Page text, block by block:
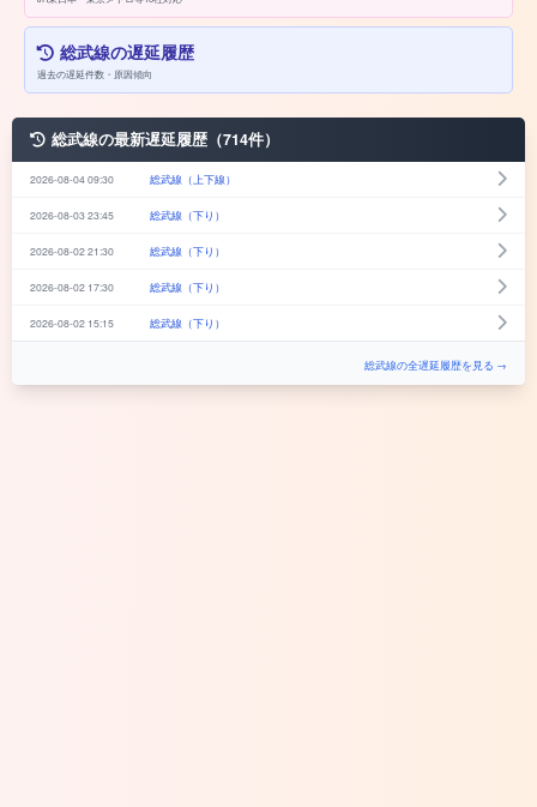
総武線の遅延履歴
過去の遅延件数・原因傾向
総武線の最新遅延履歴（714件）
2026-08-04 09:30 総武線（上下線）
2026-08-03 23:45 総武線（下り）
2026-08-02 21:30 総武線（下り）
2026-08-02 17:30 総武線（下り）
2026-08-02 15:15 総武線（下り）
総武線の全遅延履歴を見る →